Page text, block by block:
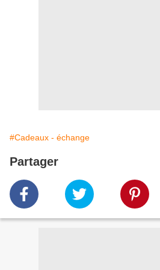
#Cadeaux - échange
Partager